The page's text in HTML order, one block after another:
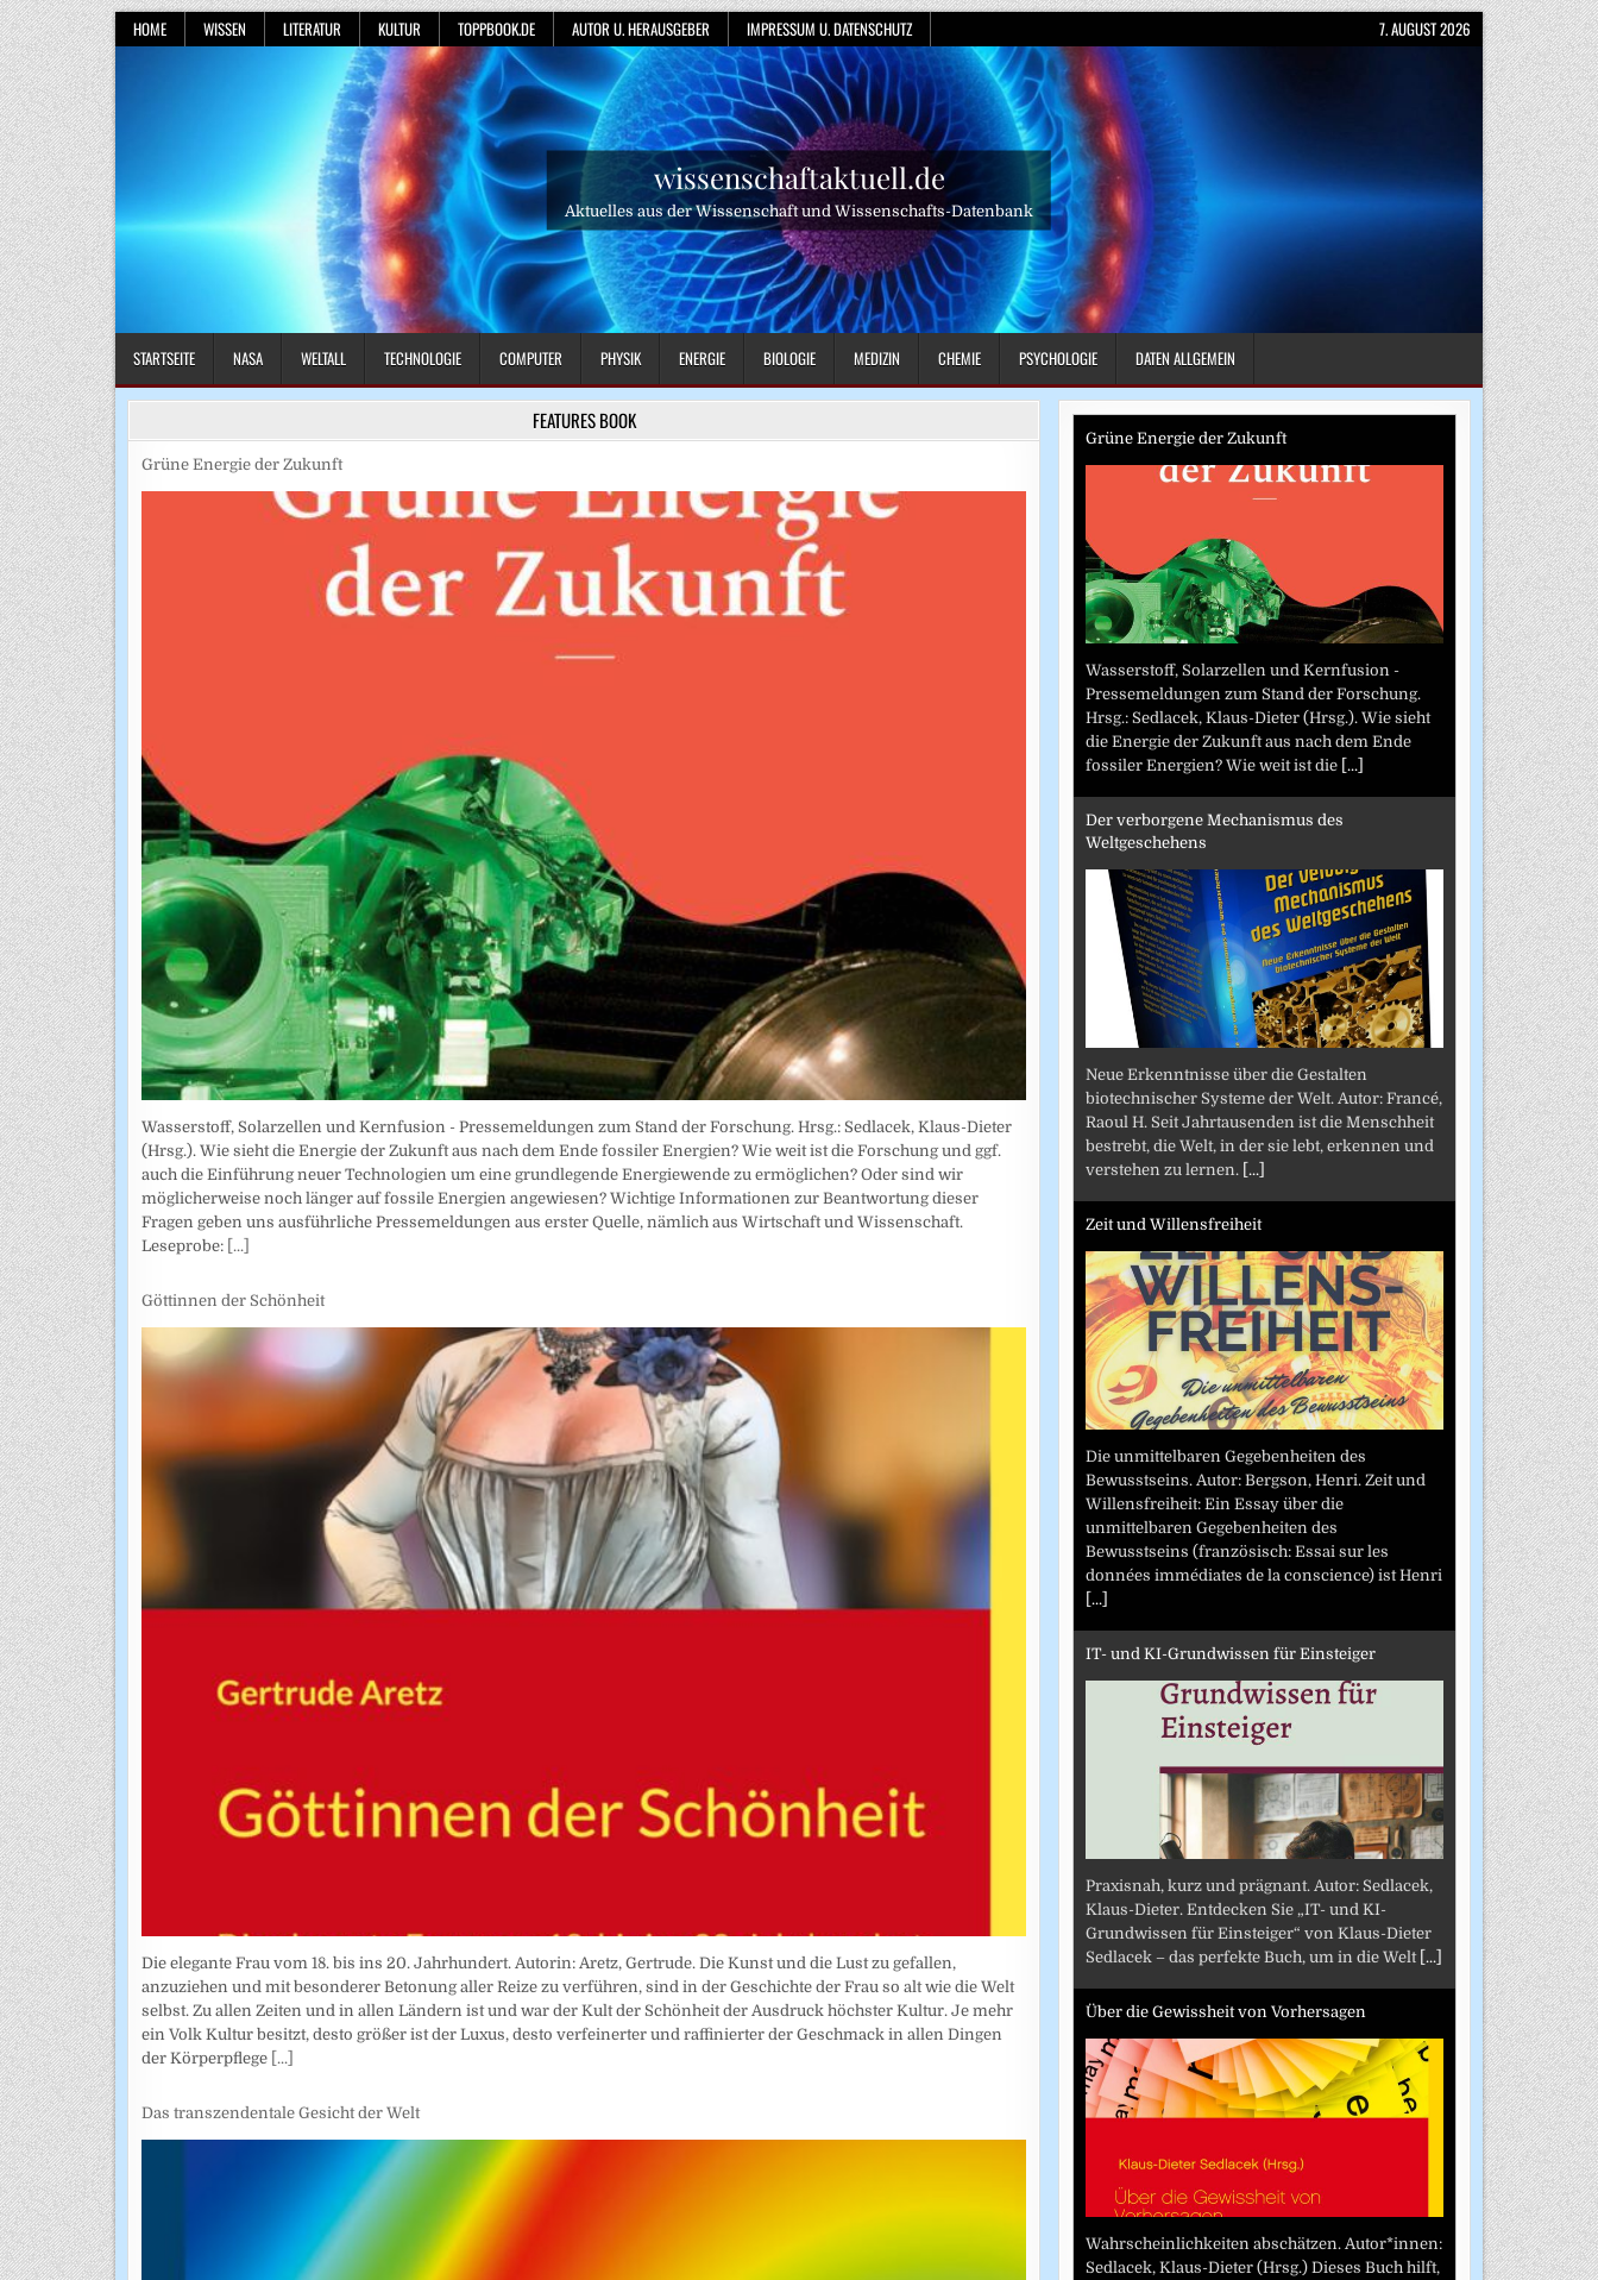
Skip
to
content
HOME WISSEN LITERATUR KULTUR TOPPBOOK.DE AUTOR U. HERAUSGEBER IMPRESSUM U. DATENSCHUTZ 7. AUGUST 2026
wissenschaftaktuell.de
Aktuelles aus der Wissenschaft und Wissenschafts-Datenbank
STARTSEITE NASA WELTALL TECHNOLOGIE COMPUTER PHYSIK ENERGIE BIOLOGIE MEDIZIN CHEMIE PSYCHOLOGIE DATEN ALLGEMEIN
FEATURES BOOK
Grüne Energie der Zukunft
Wasserstoff, Solarzellen und Kernfusion - Pressemeldungen zum Stand der Forschung. Hrsg.: Sedlacek, Klaus-Dieter
(Hrsg.). Wie sieht die Energie der Zukunft aus nach dem Ende fossiler Energien? Wie weit ist die Forschung und ggf.
auch die Einführung neuer Technologien um eine grundlegende Energiewende zu ermöglichen? Oder sind wir
möglicherweise noch länger auf fossile Energien angewiesen? Wichtige Informationen zur Beantwortung dieser
Fragen geben uns ausführliche Pressemeldungen aus erster Quelle, nämlich aus Wirtschaft und Wissenschaft.
Leseprobe: [...]
Göttinnen der Schönheit
Die elegante Frau vom 18. bis ins 20. Jahrhundert. Autorin: Aretz, Gertrude. Die Kunst und die Lust zu gefallen,
anzuziehen und mit besonderer Betonung aller Reize zu verführen, sind in der Geschichte der Frau so alt wie die Welt
selbst. Zu allen Zeiten und in allen Ländern ist und war der Kult der Schönheit der Ausdruck höchster Kultur. Je mehr
ein Volk Kultur besitzt, desto größer ist der Luxus, desto verfeinerter und raffinierter der Geschmack in allen Dingen
der Körperpflege [...]
Das transzendentale Gesicht der Welt
Grüne Energie der Zukunft
Wasserstoff, Solarzellen und Kernfusion -
Pressemeldungen zum Stand der Forschung.
Hrsg.: Sedlacek, Klaus-Dieter (Hrsg.). Wie sieht
die Energie der Zukunft aus nach dem Ende
fossiler Energien? Wie weit ist die [...]
Der verborgene Mechanismus des
Weltgeschehens
Neue Erkenntnisse über die Gestalten
biotechnischer Systeme der Welt. Autor: Francé,
Raoul H. Seit Jahrtausenden ist die Menschheit
bestrebt, die Welt, in der sie lebt, erkennen und
verstehen zu lernen. [...]
Zeit und Willensfreiheit
Die unmittelbaren Gegebenheiten des
Bewusstseins. Autor: Bergson, Henri. Zeit und
Willensfreiheit: Ein Essay über die
unmittelbaren Gegebenheiten des
Bewusstseins (französisch: Essai sur les
données immédiates de la conscience) ist Henri
[...]
IT- und KI-Grundwissen für Einsteiger
Praxisnah, kurz und prägnant. Autor: Sedlacek,
Klaus-Dieter. Entdecken Sie „IT- und KI-
Grundwissen für Einsteiger“ von Klaus-Dieter
Sedlacek – das perfekte Buch, um in die Welt [...]
Über die Gewissheit von Vorhersagen
Wahrscheinlichkeiten abschätzen. Autor*innen:
Sedlacek, Klaus-Dieter (Hrsg.) Dieses Buch hilft,